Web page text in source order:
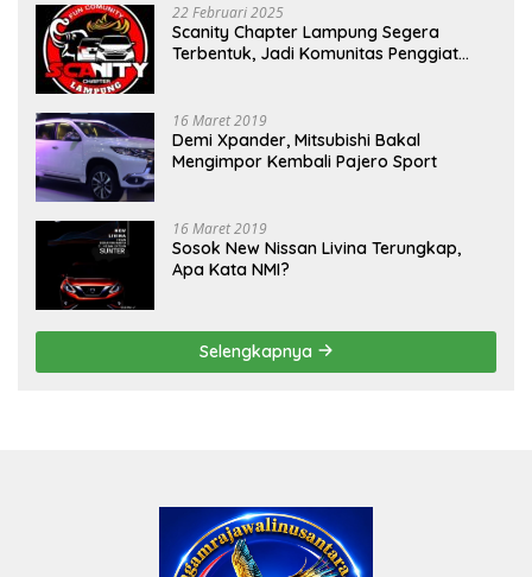
22 Februari 2025
Scanity Chapter Lampung Segera
Terbentuk, Jadi Komunitas Penggiat
16 Maret 2019
Demi Xpander, Mitsubishi Bakal
Mengimpor Kembali Pajero Sport
16 Maret 2019
Sosok New Nissan Livina Terungkap,
Apa Kata NMI?
Selengkapnya